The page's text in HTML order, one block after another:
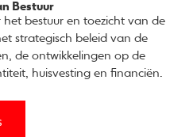
Bestuur
bestuur en toezicht van de
strategisch beleid van de
de ontwikkelingen op de
huisvesting en financiën.